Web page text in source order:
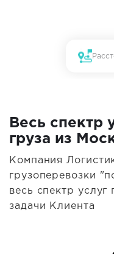
Весь спектр
груза из
Компания
грузоперевозки
весь спектр
задачи Клиента